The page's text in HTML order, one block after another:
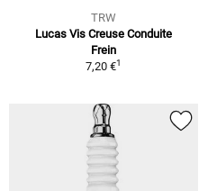
TRW
Lucas Vis Creuse Conduite
Frein
7,20 €1